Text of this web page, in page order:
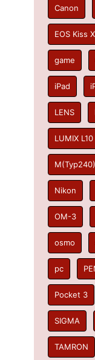
Canon
EOS Kiss
game
iPad
LENS
LUMIX L10
M(Typ240)
Nikon
OM-3
osmo
pc
Pocket 3
SIGMA
TAMRON